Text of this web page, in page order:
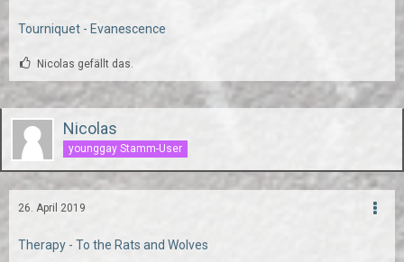
Tourniquet - Evanescence
Nicolas gefällt das.
Nicolas
younggay Stamm-User
26. April 2019
Therapy - To the Rats and Wolves